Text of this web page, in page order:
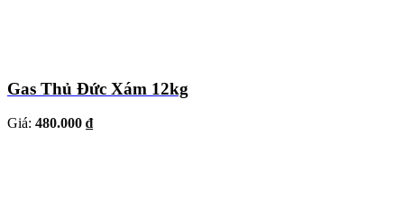
Gas Thủ Đức Xám 12kg
Giá: 480.000 ₫